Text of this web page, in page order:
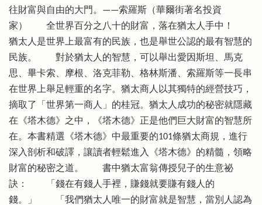
往財富與自由的大門。——索羅斯（華爾街著名投資
家） 全世界百分之八十的財富，落在猶太人手中！
猶太人是世界上最富有的民族，也是舉世公認的最有智慧的
民族。 對於猶太人的智慧，可以舉出愛因斯坦、馬克
思、畢卡索、摩根、洛克菲勒、格林斯潘、索羅斯等一長串
在世界上舉足輕重的名字。猶太商人以其獨特的經營技巧，
摘取了「世界第一商人」的桂冠。猶太人成功的秘密就隱藏
在《塔木德》之中，《塔木德》正是他們巨大財富的智慧所
在。本書精選《塔木德》中最重要的101條猶太商規，進行
深入剖析和破譯，讓讀者輕鬆進入《塔木德》的精髓，領略
財富的秘密之道。 書中猶太富翁傳授兒子的生意祕
訣： 「錢在有錢人手裡，賺錢就要賺有錢人的
錢。」 「我們猶太人唯一的財富就是智慧，當別人認為